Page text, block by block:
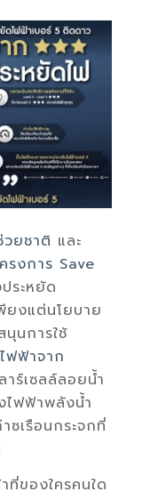
วยชาติ และ
รงการ Save
ประหยัด
ยงแต่นโยบาย
นุนการใช้
ฟฟ้าจาก
าร์เซลล์ลอยน้ำ
ไฟฟ้าพลังน้ำ
เรือนกระจกที่
ที่ของใครคนใด